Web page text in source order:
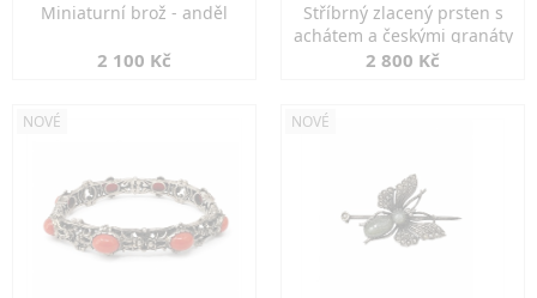
Miniaturní brož - anděl
2 100 Kč
Stříbrný zlacený prsten s
achátem a českými granáty
2 800 Kč
NOVÉ NOVÉ